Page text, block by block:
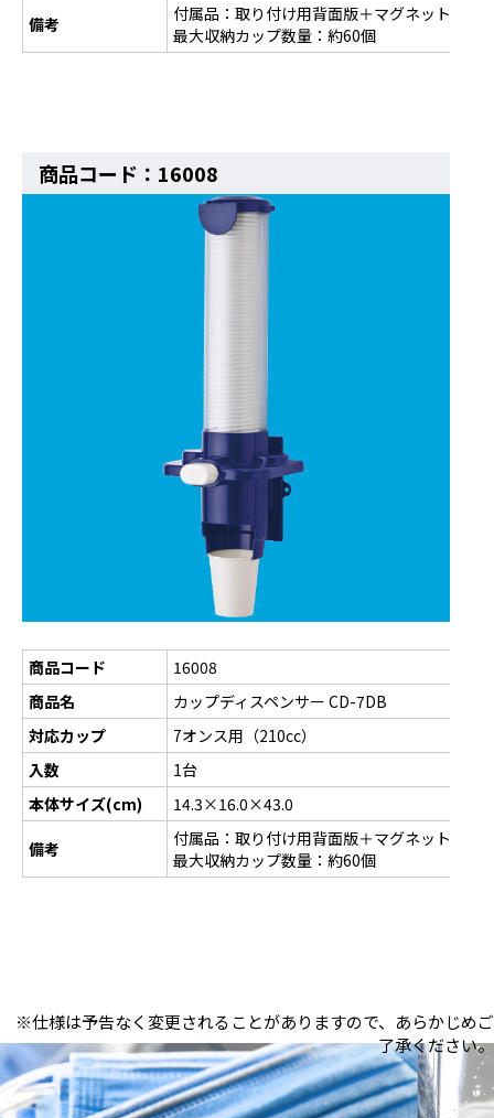
備考
付属品：取り付け用背面版＋マグネット・ネ
最大収納カップ数量：約60個
商品コード：16008
商品コード
16008
商品名
カップディスペンサー CD-7DB
対応カップ
7オンス用（210cc）
入数
1台
本体サイズ(cm)
14.3×16.0×43.0
備考
付属品：取り付け用背面版＋マグネット・ネ
最大収納カップ数量：約60個
※仕様は予告なく変更されることがありますので、あらかじめご
了承ください。